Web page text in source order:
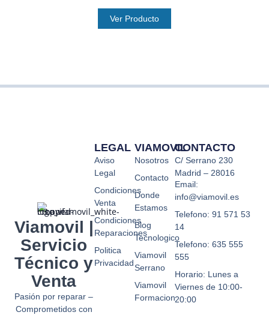
Ver Producto
Viamovil |
Servicio
Técnico y
Venta
Pasión por reparar –
Comprometidos con
VIAMOVIL
Nosotros
Contacto
Donde
Estamos
Blog
Tecnologico
Viamovil
Serrano
Viamovil
Formacion
LEGAL
Aviso
Legal
Condiciones
Venta
Condiciones
Reparaciones
Politica
Privacidad
CONTACTO
C/ Serrano 230
Madrid – 28016
Email:
info@viamovil.es
Telefono: 91 571 53
14
Telefono: 635 555
555
Horario: Lunes a
Viernes de 10:00-
20:00